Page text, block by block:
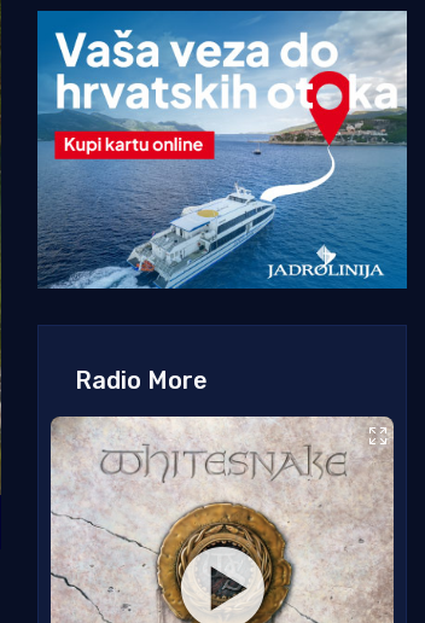
Radio More